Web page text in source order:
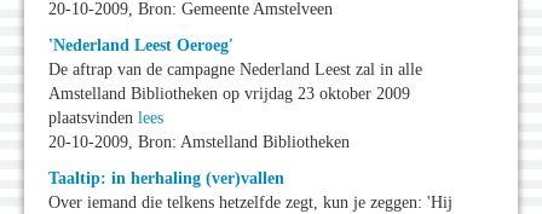
20-10-2009, Bron: Gemeente Amstelveen
'Nederland Leest Oeroeg'
De aftrap van de campagne Nederland Leest zal in alle
Amstelland Bibliotheken op vrijdag 23 oktober 2009
plaatsvinden lees
20-10-2009, Bron: Amstelland Bibliotheken
Taaltip: in herhaling (ver)vallen
Over iemand die telkens hetzelfde zegt, kun je zeggen: 'Hij